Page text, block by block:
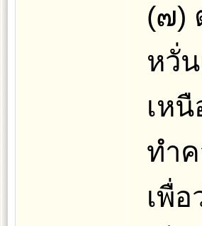
(๗)
หวั่
เห
ทำ
เพื่